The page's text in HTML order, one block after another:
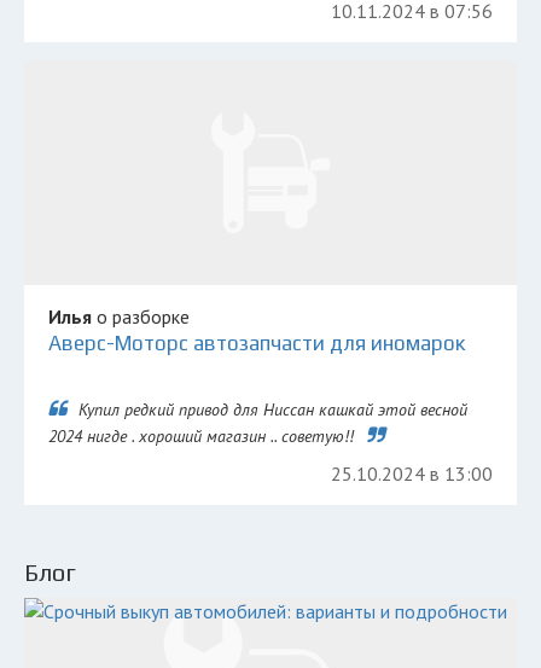
10.11.2024 в 07:56
Илья о разборке
Аверс-Моторс автозапчасти для иномарок
Купил редкий привод для Ниссан кашкай этой весной
2024 нигде . хороший магазин .. советую!!
25.10.2024 в 13:00
Блог